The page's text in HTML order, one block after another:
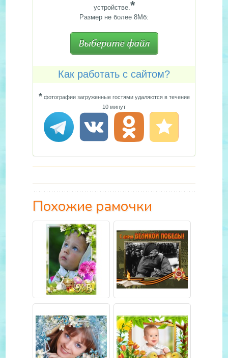
устройстве.*
Размер не более 8Мб:
Как работать с сайтом?
*фотографии загруженные гостями удаляются в течение
10 минут
Похожие рамочки